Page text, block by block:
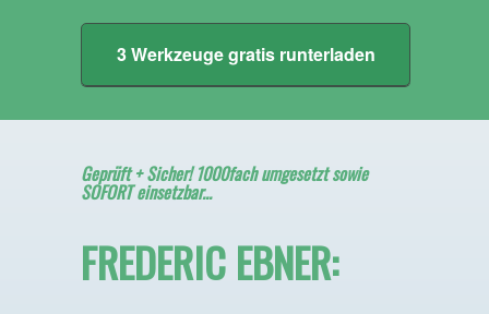
3 Werkzeuge gratis runterladen
Geprüft + Sicher! 1000fach umgesetzt sowie
SOFORT einsetzbar...
FREDERIC EBNER: